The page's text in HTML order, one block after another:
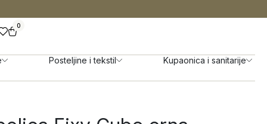
0
Posteljine i tekstil Kupaonica i sanitarije